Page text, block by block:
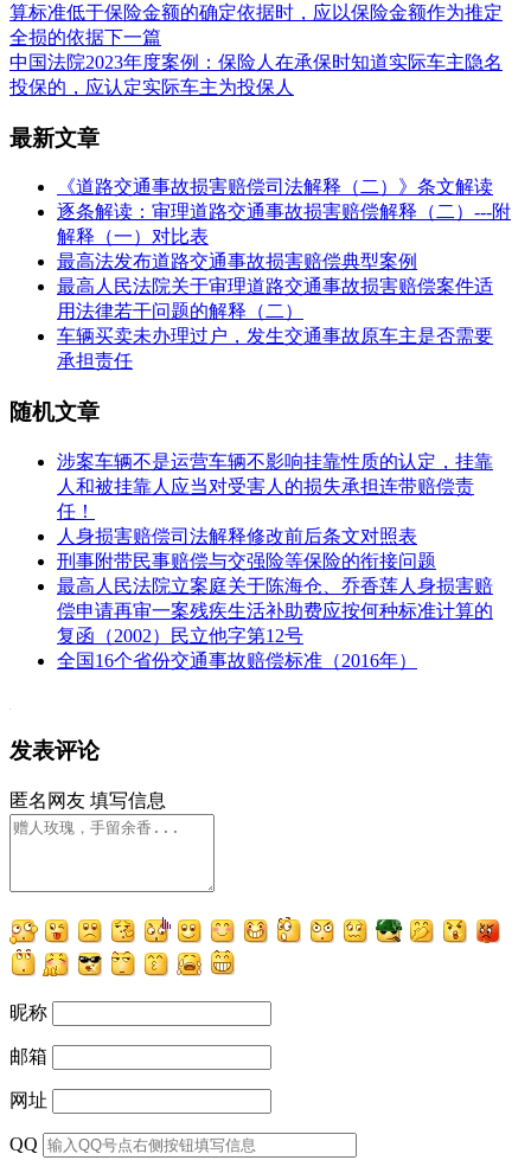
算标准低于保险金额的确定依据时，应以保险金额作为推定
全损的依据下一篇
中国法院2023年度案例：保险人在承保时知道实际车主隐名
投保的，应认定实际车主为投保人
最新文章
《道路交通事故损害赔偿司法解释（二）》条文解读
逐条解读：审理道路交通事故损害赔偿解释（二）---附
解释（一）对比表
最高法发布道路交通事故损害赔偿典型案例
最高人民法院关于审理道路交通事故损害赔偿案件适
用法律若干问题的解释（二）
车辆买卖未办理过户，发生交通事故原车主是否需要
承担责任
随机文章
涉案车辆不是运营车辆不影响挂靠性质的认定，挂靠
人和被挂靠人应当对受害人的损失承担连带赔偿责
任！
人身损害赔偿司法解释修改前后条文对照表
刑事附带民事赔偿与交强险等保险的衔接问题
最高人民法院立案庭关于陈海仓、乔香莲人身损害赔
偿申请再审一案残疾生活补助费应按何种标准计算的
复函（2002）民立他字第12号
全国16个省份交通事故赔偿标准（2016年）
发表评论
匿名网友 填写信息
昵称
邮箱
网址
QQ